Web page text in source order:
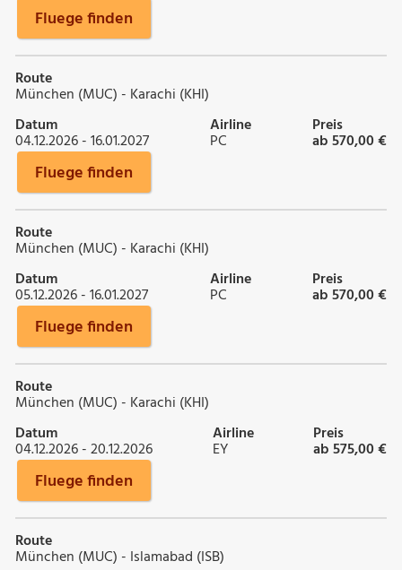
Fluege finden
Route
München (MUC) - Karachi (KHI)
Datum
04.12.2026 - 16.01.2027
Airline
PC
Preis
ab 570,00 €
Fluege finden
Route
München (MUC) - Karachi (KHI)
Datum
05.12.2026 - 16.01.2027
Airline
PC
Preis
ab 570,00 €
Fluege finden
Route
München (MUC) - Karachi (KHI)
Datum
04.12.2026 - 20.12.2026
Airline
EY
Preis
ab 575,00 €
Fluege finden
Route
München (MUC) - Islamabad (ISB)